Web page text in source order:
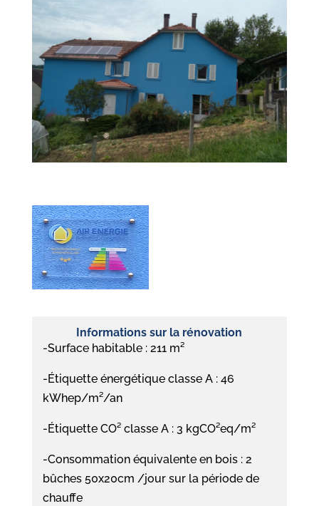
Informations sur la rénovation
-Surface habitable : 211 m²
-Étiquette énergétique classe A : 46
kWhep/m²/an
-Étiquette CO² classe A : 3 kgCO²eq/m²
-Consommation équivalente en bois : 2
bûches 50x20cm /jour sur la période de
chauffe